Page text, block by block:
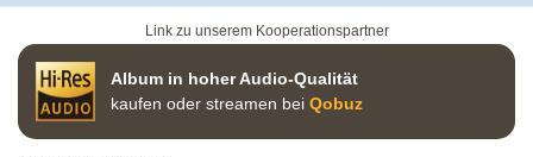
Link zu unserem Kooperationspartner
Album in hoher Audio-Qualität
kaufen oder streamen bei Qobuz